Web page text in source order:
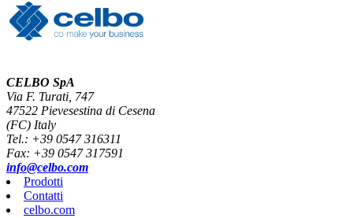
CELBO SpA
Via F. Turati, 747
47522 Pievesestina di Cesena
(FC) Italy
Tel.: +39 0547 316311
Fax: +39 0547 317591
info@celbo.com
Prodotti
Contatti
celbo.com